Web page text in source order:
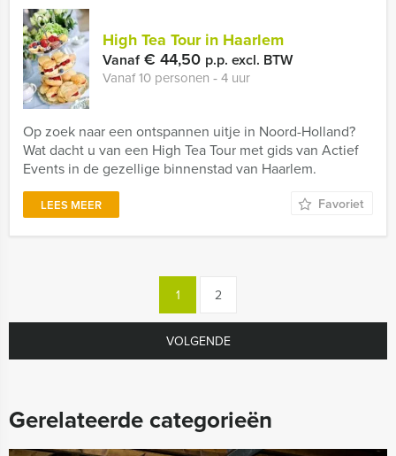
High Tea Tour in Haarlem
Vanaf€ 44,50 p.p. excl. BTW
Vanaf 10 personen ‐ 4 uur
Op zoek naar een ontspannen uitje in Noord-Holland?
Wat dacht u van een High Tea Tour met gids van Actief
Events in de gezellige binnenstad van Haarlem.
LEES MEER Favoriet
1 2
VOLGENDE
Gerelateerde categorieën